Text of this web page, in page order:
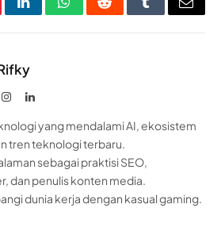
LinkedInWhatsAppRedditTumblrEmail
InstagramLinkedIn
yang mendalami AI, ekosistem
tren teknologi terbaru.
sebagai praktisi SEO,
dan penulis konten media.
dunia kerja dengan kasual gaming.